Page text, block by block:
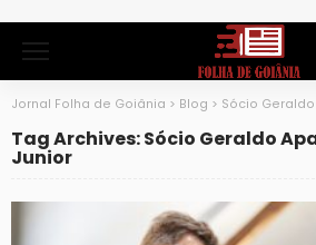
Jornal Folha de Goiânia > Blog > Sócio
Tag Archives: Sócio Geraldo
Junior